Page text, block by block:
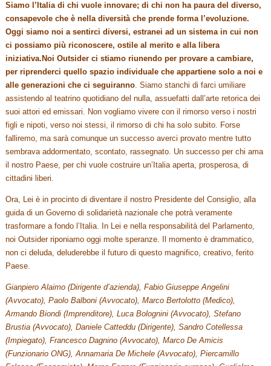
Siamo l’Italia di chi vuole innovare; di chi non ha paura del diverso,
consapevole che è nella diversità che prende forma l’evoluzione.
Oggi siamo noi a sentirci diversi, estranei ad un sistema in cui non
ci possiamo più riconoscere, ostile al merito e alla libera
iniziativa. Noi Outsider ci stiamo riunendo per provare a cambiare,
per riprenderci quello spazio individuale che appartiene solo a noi e
alle generazioni che ci seguiranno. Siamo stanchi di farci umiliare
assistendo al teatrino quotidiano del nulla, assuefatti dall’arte retorica dei
suoi attori ed emissari. Non vogliamo vivere con il rimorso verso i nostri
figli e nipoti, verso noi stessi, il rimorso di chi ha solo subito. Forse
falliremo, ma sarà comunque un successo averci provato mentre tutto
sembrava addormentato, scontato, rassegnato. Un successo per chi ama
il nostro Paese, per chi vuole costruire un’Italia aperta, prosperosa, di
cittadini liberi.
Ora, Lei è in procinto di diventare il nostro Presidente del Consiglio, alla
guida di un Governo di solidarietà nazionale che potrà veramente
trasformare a fondo l’Italia. In Lei e nella responsabilità del Parlamento,
noi Outsider riponiamo oggi molte speranze. Il momento è drammatico,
non ci deluda, deluderebbe il futuro di questo magnifico, creativo, ferito
Paese.
Gianpiero Alaimo (Dirigente d’azienda), Fabio Giuseppe Angelini
(Avvocato), Paolo Balboni (Avvocato), Marco Bertolotto (Medico),
Armando Biondi (Imprenditore), Luca Bolognini (Avvocato), Stefano
Brustia (Avvocato), Daniele Catteddu (Dirigente), Sandro Cotellessa
(Impiegato), Francesco Dagnino (Avvocato), Marco De Amicis
(Funzionario ONG), Annamaria De Michele (Avvocato), Piercamillo